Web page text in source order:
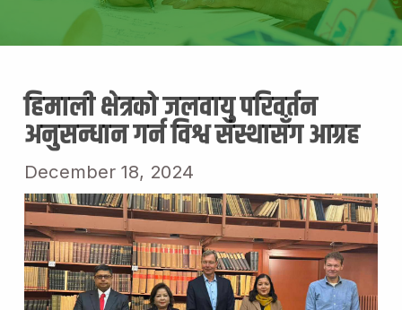
हिमाली क्षेत्रको जलवायु परिवर्तन
अनुसन्धान गर्न विश्व संस्थासँग आग्रह
December 18, 2024